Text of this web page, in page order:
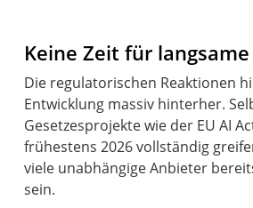
Keine Zeit für
Die regulatorischen Reaktionen
Entwicklung massiv hinterher.
Gesetzesprojekte wie der EU AI
frühestens 2026 vollständig
viele unabhängige Anbieter
sein.